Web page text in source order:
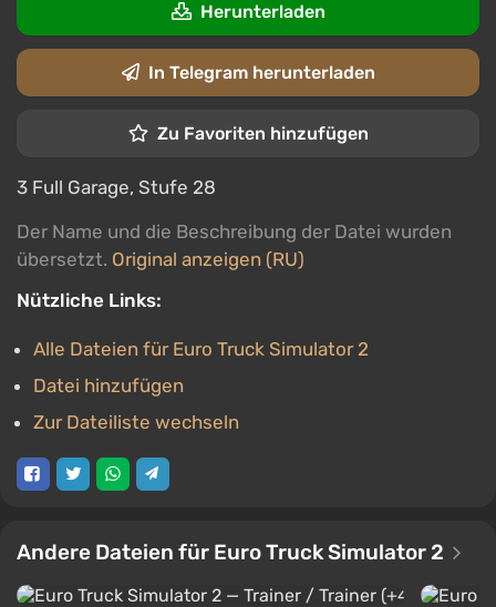
Herunterladen
In Telegram herunterladen
Zu Favoriten hinzufügen
3 Full Garage, Stufe 28
Der Name und die Beschreibung der Datei wurden
übersetzt. Original anzeigen (RU)
Nützliche Links:
Alle Dateien für Euro Truck Simulator 2
Datei hinzufügen
Zur Dateiliste wechseln
Andere Dateien für Euro Truck Simulator 2